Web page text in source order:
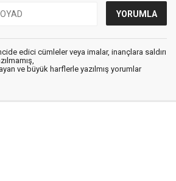
edici cümleler veya imalar, inançlara saldırı
ve büyük harflerle yazılmış yorumlar